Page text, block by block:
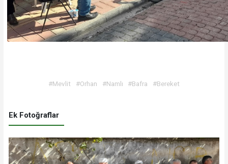
#Mevlit #Orhan #Namlı #Bafra #Bereket
Ek Fotoğraflar